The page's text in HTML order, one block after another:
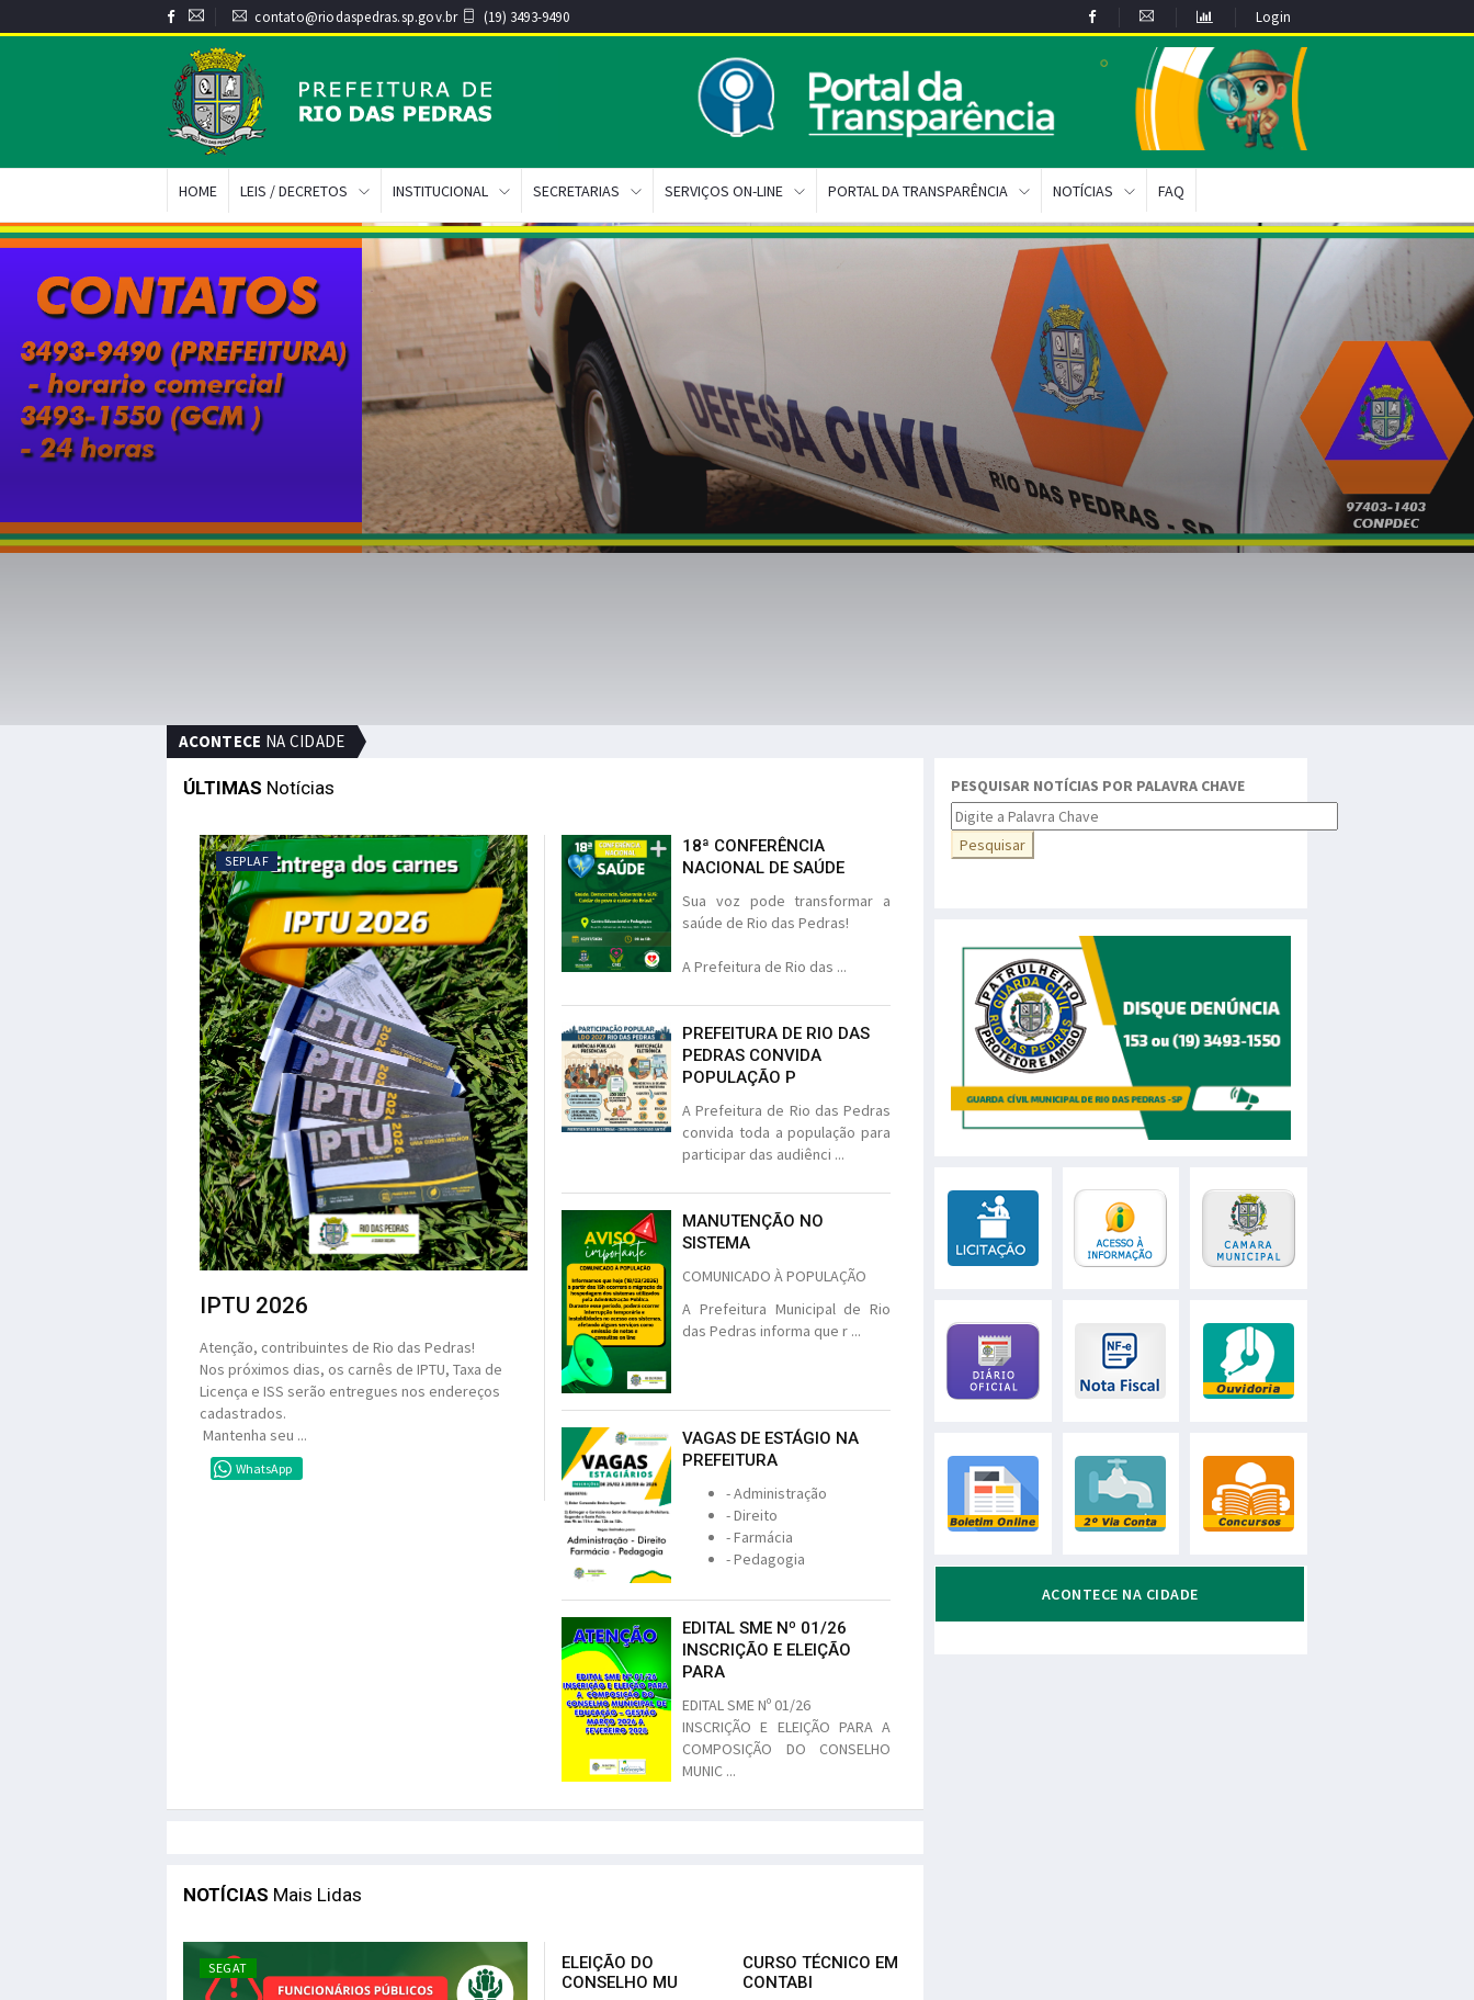
contato@riodaspedras.sp.gov.br (19) 3493-9490 Login
HOME LEIS / DECRETOS INSTITUCIONAL SECRETARIAS SERVIÇOS ON-LINE PORTAL DA TRANSPARÊNCIA NOTÍCIAS FAQ
ACONTECE NA CIDADE
ÚLTIMAS Notícias
SEPLAF
IPTU 2026
Atenção, contribuintes de Rio das Pedras!
Nos próximos dias, os carnês de IPTU, Taxa de
Licença e ISS serão entregues nos endereços
cadastrados.
Mantenha seu ...
WhatsApp
18ª CONFERÊNCIA
NACIONAL DE SAÚDE
Sua voz pode transformar a
saúde de Rio das Pedras!
A Prefeitura de Rio das ...
PREFEITURA DE RIO DAS
PEDRAS CONVIDA
POPULAÇÃO P
A Prefeitura de Rio das Pedras
convida toda a população para
participar das audiênci ...
MANUTENÇÃO NO
SISTEMA
COMUNICADO À POPULAÇÃO
A Prefeitura Municipal de Rio
das Pedras informa que r ...
VAGAS DE ESTÁGIO NA
PREFEITURA
- Administração
- Direito
- Farmácia
- Pedagogia
EDITAL SME Nº 01/26
INSCRIÇÃO E ELEIÇÃO
PARA
EDITAL SME Nº 01/26
INSCRIÇÃO E ELEIÇÃO PARA A
COMPOSIÇÃO DO CONSELHO
MUNIC ...
NOTÍCIAS Mais Lidas
SEGAT
ELEIÇÃO DO
CONSELHO MU
CURSO TÉCNICO EM
CONTABI
PESQUISAR NOTÍCIAS POR PALAVRA CHAVE
ACONTECE NA CIDADE